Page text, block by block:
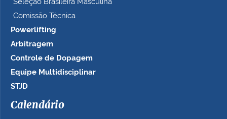
Comissão Técnica
Powerlifting
Arbitragem
Controle de Dopagem
Equipe Multidisciplinar
STJD
Calendário